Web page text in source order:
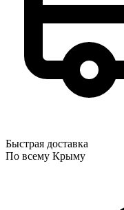
Быстрая доставка
По всему Крыму